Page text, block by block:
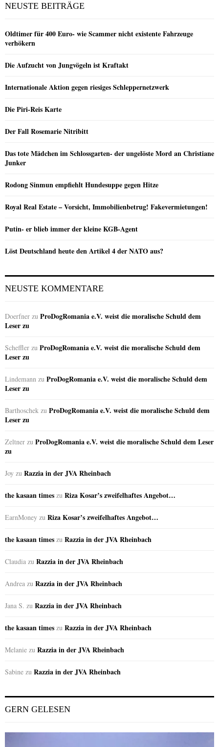
NEUSTE BEITRÄGE
Oldtimer für 400 Euro- wie Scammer nicht existente Fahrzeuge
verhökern
Die Aufzucht von Jungvögeln ist Kraftakt
Internationale Aktion gegen riesiges Schleppernetzwerk
Die Piri-Reis Karte
Der Fall Rosemarie Nitribitt
Das tote Mädchen im Schlossgarten- der ungelöste Mord an Christiane
Junker
Rodong Sinmun empfiehlt Hundesuppe gegen Hitze
Royal Real Estate – Vorsicht, Immobilienbetrug! Fakevermietungen!
Putin- er blieb immer der kleine KGB-Agent
Löst Deutschland heute den Artikel 4 der NATO aus?
NEUSTE KOMMENTARE
Doerfner zu ProDogRomania e.V. weist die moralische Schuld dem
Leser zu
Scheffler zu ProDogRomania e.V. weist die moralische Schuld dem
Leser zu
Lindemann zu ProDogRomania e.V. weist die moralische Schuld dem
Leser zu
Barthoschek zu ProDogRomania e.V. weist die moralische Schuld dem
Leser zu
Zeltner zu ProDogRomania e.V. weist die moralische Schuld dem Leser
zu
Joy zu Razzia in der JVA Rheinbach
the kasaan times zu Riza Kosar’s zweifelhaftes Angebot…
EarnMoney zu Riza Kosar’s zweifelhaftes Angebot…
the kasaan times zu Razzia in der JVA Rheinbach
Claudia zu Razzia in der JVA Rheinbach
Andrea zu Razzia in der JVA Rheinbach
Jana S. zu Razzia in der JVA Rheinbach
the kasaan times zu Razzia in der JVA Rheinbach
Melanie zu Razzia in der JVA Rheinbach
Sabine zu Razzia in der JVA Rheinbach
GERN GELESEN